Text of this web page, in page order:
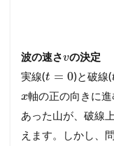
波の速さvの決定
実線(t = 0)と破線(
x軸の正の向きに
あった山が、破線
えます。しかし、